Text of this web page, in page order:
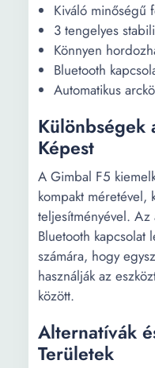
Kiváló minőségű
3 tengelyes
Könnyen
Bluetooth
Automatikus
Különbségek
Képest
A Gimbal F5
kompakt méretével,
teljesítményével. Az
Bluetooth kapcsolat
számára, hogy
használják az
között.
Alternatívák
Területek